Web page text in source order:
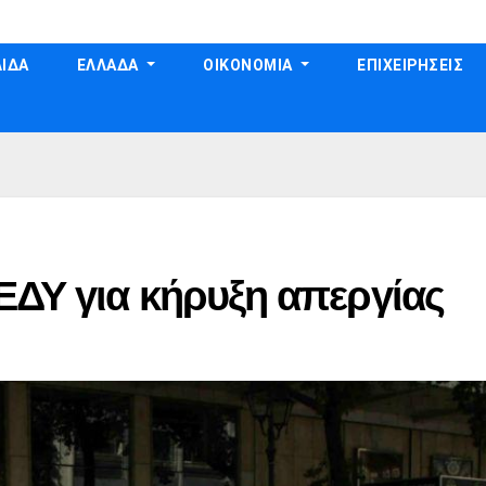
ΕΛΛΑΔΑ ΟΙΚΟΝΟΜΙΑ ΕΠΙΧΕΙΡΗΣΕΙΣ
για κήρυξη απεργίας